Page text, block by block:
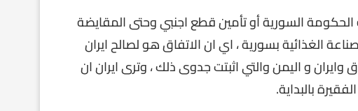
الحكومة السورية أو تأمين قطع اجنبي وحتى المقايضة
الغذائية بسورية ، اي ان الاتفاق هو لصالح ايران
و اليمن والتي اثبتت جدوى ذلك ، وترى ايران ان
بالبداية.